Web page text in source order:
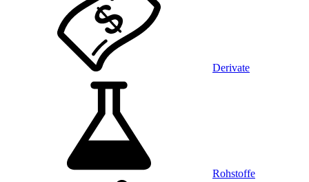
Derivate
Rohstoffe